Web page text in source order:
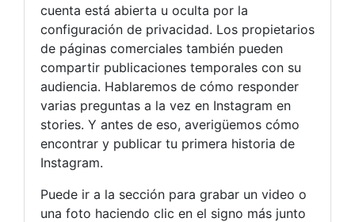
cuenta está abierta u oculta por la
configuración de privacidad. Los propietarios
de páginas comerciales también pueden
compartir publicaciones temporales con su
audiencia. Hablaremos de cómo responder
varias preguntas a la vez en Instagram en
stories. Y antes de eso, averigüemos cómo
encontrar y publicar tu primera historia de
Instagram.
Puede ir a la sección para grabar un video o
una foto haciendo clic en el signo más junto